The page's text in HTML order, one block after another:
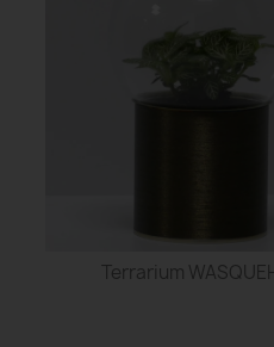
Terrarium